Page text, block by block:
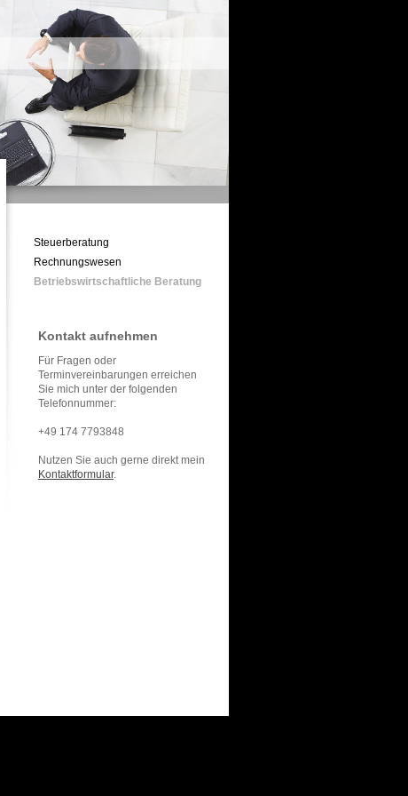
Steuerberatung
Rechnungswesen
Betriebswirtschaftliche Beratung
Kontakt aufnehmen
Für Fragen oder
Terminvereinbarungen erreichen
Sie mich unter der folgenden
Telefonnummer:
+49 174 7793848
Nutzen Sie auch gerne direkt mein
Kontaktformular.